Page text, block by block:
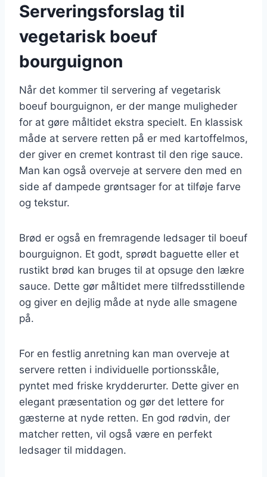
Serveringsforslag til
vegetarisk boeuf
bourguignon
Når det kommer til servering af vegetarisk
boeuf bourguignon, er der mange muligheder
for at gøre måltidet ekstra specielt. En klassisk
måde at servere retten på er med kartoffelmos,
der giver en cremet kontrast til den rige sauce.
Man kan også overveje at servere den med en
side af dampede grøntsager for at tilføje farve
og tekstur.
Brød er også en fremragende ledsager til boeuf
bourguignon. Et godt, sprødt baguette eller et
rustikt brød kan bruges til at opsuge den lækre
sauce. Dette gør måltidet mere tilfredsstillende
og giver en dejlig måde at nyde alle smagene
på.
For en festlig anretning kan man overveje at
servere retten i individuelle portionsskåle,
pyntet med friske krydderurter. Dette giver en
elegant præsentation og gør det lettere for
gæsterne at nyde retten. En god rødvin, der
matcher retten, vil også være en perfekt
ledsager til middagen.